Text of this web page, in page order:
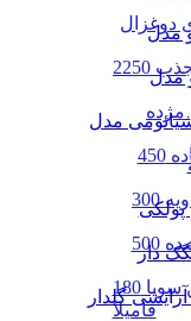
کنسرو ماهی تن در روغن سویا 180g
فامیلا
پولکی
دار
گلدار